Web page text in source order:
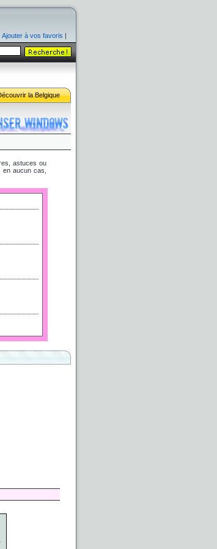
Ajouter à vos favoris |
la Belgique
astuces ou
aucun cas,